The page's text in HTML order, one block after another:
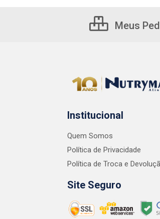
Meus
Institucional
Quem Somos
Política de Privacidade
Política de Troca e
Site Seguro